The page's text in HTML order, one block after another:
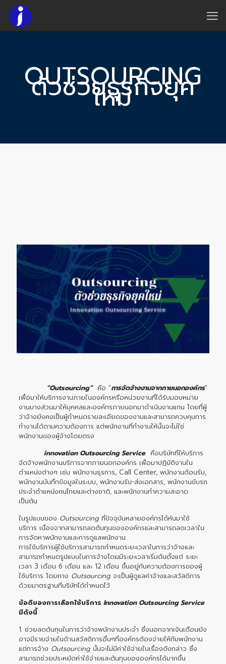
OUTSOURCING
ตัวช่วยธุรกิจยุค
ใหม่
“Outsourcing”คือ “การจัดจ้างงานจากภายนอกองค์กร”
เพื่อมาให้บริการงานภายในองค์กรหรือหน่วยงานที่ได้รับมอบหมาย
งานบางส่วนมาให้บุคคลและองค์กรภายนอกมาดำเนินงานแทน โดยที่ผู้
ว่าจ้างยังคงเป็นผู้กำหนดรายละเอียดของงานและสามารถควบคุมการ
ทำงานได้ตามความต้องการ แต่พนักงานที่ทำงานให้นั้นจะไม่ใช่
พนักงานของผู้จ้างโดยตรง
innovation Outsourcing Serviceคือบริษัทที่ให้บริการ
จัดจ้างพนักงานบริการจากภายนอกองค์กร เพื่อมาปฏิบัติงานใน
ตำแหน่งต่างๆ เช่น พนักงานธุรการ, Call Center, พนักงานต้อนรับ,
พนักงานบันทึกข้อมูลในระบบ, พนักงานรับ-ส่งเอกสาร, พนักงานขับรถ
ประจำตำแหน่งคนไทยและต่างชาติ, และพนักงานทำความสะอาด
เป็นต้น
ในรูปแบบของ Outsourcingที่ปัจจุบันหลายองค์กรได้หันมาใช้
บริการ เนื่องจากสามารถลดต้นทุนขององค์กรและสามารถลดเวลาใน
การจัดหาพนักงานและการดูแลพนักงาน
การใช้บริการผู้ใช้บริการสามารถกำหนดระยะเวลาในการว่าจ้างและ
สามารถกำหนดรูปแบบในการจ้างโดยมีระยะเวลาเริ่มต้นตั้งแต่ ระยะ
เวลา 3 เดือน 6 เดือน และ 12 เดือน ขึ้นอยู่กับความต้องการของผู้
ใช้บริการ โดยทาง Outsourcingจะเป็นผู้ดูแลค่าจ้างและสวัสดิการ
ด้วยมาตรฐานที่บริษัทได้กำหนดไว้
ข้อดีของการเลือกใช้บริการ Innovation Outsourcing Service
มีดังนี้
1. ช่วยลดต้นทุนในการว่าจ้างพนักงานประจำ ซึ่งนอกจากเงินเดือนยัง
อาจมีรายจ่ายในด้านสวัสดิการอื่นๆที่องค์กรต้องจ่ายให้กับพนักงาน
แต่การจ้าง Outsourcingนั้นจะไม่มีค่าใช้จ่ายในเรื่องดังกล่าว ซึ่ง
สามารถช่วยประหยัดค่าใช้จ่ายและต้นทุนขององค์กรได้มากขึ้น